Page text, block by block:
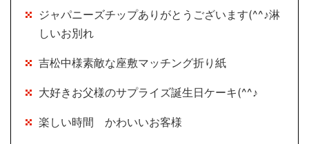
ジャパニーズチップありがとうございます(^^♪淋
しいお別れ
吉松中様素敵な座敷マッチング折り紙
大好きお父様のサプライズ誕生日ケーキ(^^♪
楽しい時間 かわいいお客様